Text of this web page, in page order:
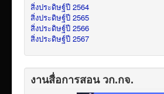
สิ่งประดิษฐ์ปี 2564
สิ่งประดิษฐ์ปี 2565
สิ่งประดิษฐ์ปี 2566
สิ่งประดิษฐ์ปี 2567
งานสื่อการสอน วก.กจ.